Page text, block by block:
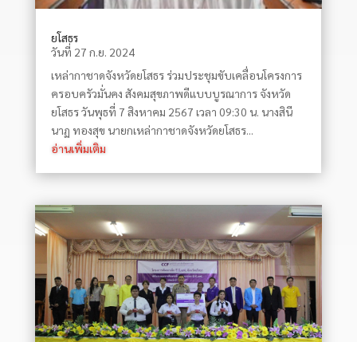
ยโสธร
วันที่ 27 ก.ย. 2024
เหล่ากาชาดจังหวัดยโสธร ร่วมประชุมขับเคลื่อนโครงการ
ครอบครัวมั่นคง สังคมสุขภาพดีแบบบูรณาการ จังหวัด
ยโสธร วันพุธที่ 7 สิงหาคม 2567 เวลา 09:30 น. นางสินี
นาฏ ทองสุข นายกเหล่ากาชาดจังหวัดยโสธร...
อ่านเพิ่มเติม